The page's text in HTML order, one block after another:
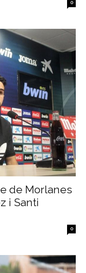
0
de Morlanes
i Santi
0